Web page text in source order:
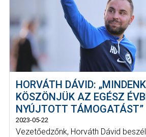
HORVÁTH DÁVID:
KÖSZÖNJÜK AZ EGÉSZ
NYÚJTOTT TÁMOGATÁST”
2023-05-22
Vezetőedzőnk, Horváth Dávid